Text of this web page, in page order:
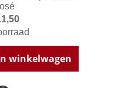
winkelwagen